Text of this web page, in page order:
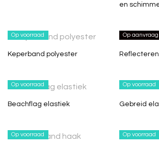
en
Op voorraad
Keperband polyester
Op aanvraag
Op voorraad
Beachflag elastiek
Op voorraad
Gebreid
Op voorraad Op voorraad